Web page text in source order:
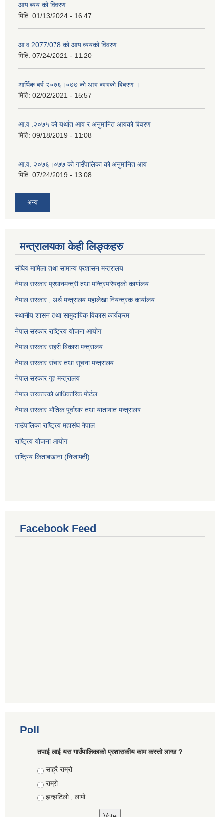
आय ब्यय को विवरण
मिति: 01/13/2024 - 16:47
आ.व.2077/078 को आय व्ययको विवरण
मिति: 07/24/2021 - 11:20
आर्थिक वर्ष २०७६।०७७ को आय व्ययको विवरण ।
मिति: 02/02/2021 - 15:57
आ.व .२०७५ को यर्थात आय र अनुमानित आयको विवरण
मिति: 09/18/2019 - 11:08
आ.व. २०७६।०७७ को गाउँपालिका को अनुमानित आय
मिति: 07/24/2019 - 13:08
अन्य
मन्त्रालयका केही लिङ्कहरु
संघिय मामिला तथा सामान्य प्रशासन मन्त्रालय
नेपाल सरकार प्रधानमन्त्री तथा मन्त्रिपरिषद्को कार्यालय
नेपाल सरकार , अर्थ मन्त्रालय महालेखा नियन्त्रक कार्यालय
स्थानीय शासन तथा सामुदायिक विकास कार्यक्रम
नेपाल सरकार राष्ट्रिय योजना आयोग
नेपाल सरकार सहरी बिकास मन्त्रालय
नेपाल सरकार संचार तथा सूचना मन्त्रालय
नेपाल सरकार गृह मन्त्रालय
नेपाल सरकारको आधिकारिक पोर्टल
नेपाल सरकार भौतिक पूर्वाधार तथा यातायात मन्त्रालय
गाउँपालिका राष्ट्रिय महासंघ नेपाल
राष्ट्रिय योजना आयोग
राष्ट्रिय किताबखाना (निजामती)
Facebook Feed
Poll
तपाई लाई यस गाउँपालिकाको प्रशासकीय काम कस्तो लाग्छ ?
Choices
साह्रै राम्रो
राम्रो
झन्झटिलो , लामो